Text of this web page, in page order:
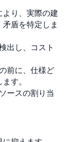
より、実際の建
盾を特定しま
出し、コスト
前に、仕様ど
す。
ースの割り当